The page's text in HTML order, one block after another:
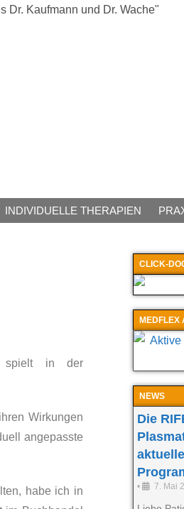
INDIVIDUELLE THERAPIEN
spielt in der
Wirkungen
angepasste
habe ich in
CLICK-
MEDFLEX
NEWS
Die
aktuelle
• 7. Mai